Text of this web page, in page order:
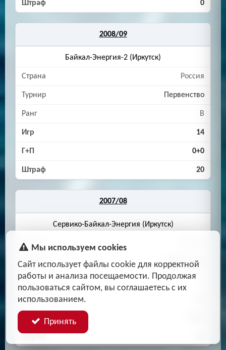
0
2008/09
Байкал-Энергия-2 (Иркутск)
Россия
Первенство
B
14
0+0
20
2007/08
Сервико-Байкал-Энергия (Иркутск)
Первенство
Мы используем cookies
Сайт использует файлы cookie для корректной
работы и анализа посещаемости. Продолжая
пользоваться сайтом, вы соглашаетесь с их
использованием.
Принять